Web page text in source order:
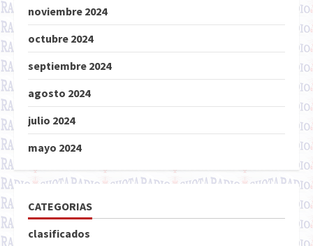
noviembre 2024
octubre 2024
septiembre 2024
agosto 2024
julio 2024
mayo 2024
CATEGORIAS
clasificados